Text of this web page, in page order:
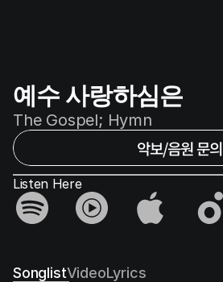
예수 사랑하심은
The Gospel; Hymn
악보/음원 문의
Listen Here
VideoLyrics
Songlist